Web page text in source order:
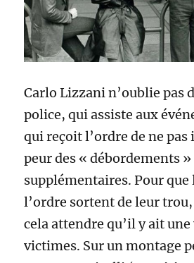
Carlo Lizzani n’oublie pas
police, qui assiste aux
qui reçoit l’ordre de ne
peur des « débordements »
supplémentaires. Pour que
l’ordre sortent de leur
cela attendre qu’il y ait
victimes. Sur un montage